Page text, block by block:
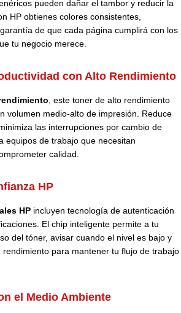
pueden dañar el tambor y reducir la
HP obtienes colores consistentes,
de que cada página cumplirá con los
tu negocio merece.
con Alto Rendimiento
, este toner de alto rendimiento
volumen medio-alto de impresión. Reduce
las interrupciones por cambio de
equipos de trabajo que necesitan
calidad.
HP
HP incluyen tecnología de autenticación
El chip inteligente permite a tu
del tóner, avisar cuando el nivel es bajo y
para mantener tu flujo de trabajo
el Medio Ambiente